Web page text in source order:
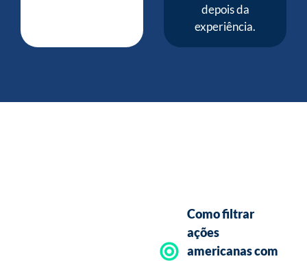
depois da
experiência.
Como filtrar
ações
americanas com